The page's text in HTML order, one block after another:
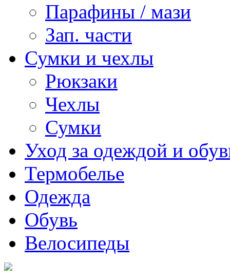
Парафины / мази
Зап. части
Сумки и чехлы
Рюкзаки
Чехлы
Сумки
Уход за одеждой и
Термобелье
Одежда
Обувь
Велосипеды